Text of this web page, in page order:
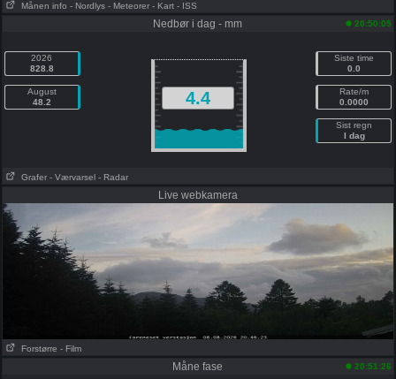
Månen info - Nordlys - Meteorer - Kart - ISS
Nedbør i dag - mm 20:50:05
2026
828.8
August
48.2
4.4
Siste time
0.0
Rate/m
0.0000
Sist regn
I dag
Grafer - Værvarsel - Radar
Live webkamera
Forstørre- Film
Måne fase 20:51:26